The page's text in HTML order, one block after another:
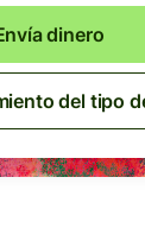
dinero
del tipo